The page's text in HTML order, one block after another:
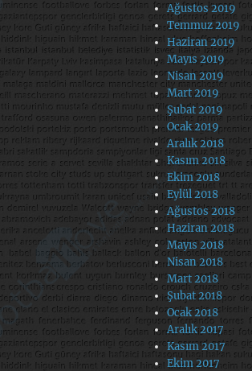
Ağustos 2019
Temmuz 2019
Haziran 2019
Mayıs 2019
Nisan 2019
Mart 2019
Şubat 2019
Ocak 2019
Aralık 2018
Kasım 2018
Ekim 2018
Eylül 2018
Ağustos 2018
Haziran 2018
Mayıs 2018
Nisan 2018
Mart 2018
Şubat 2018
Ocak 2018
Aralık 2017
Kasım 2017
Ekim 2017